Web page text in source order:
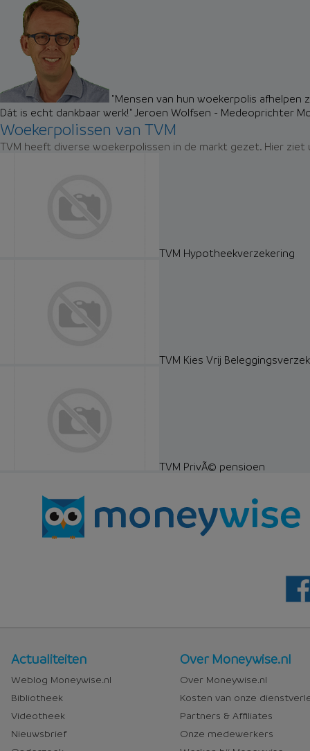
"Mensen van hun woekerpolis
Dát is echt dankbaar werk!"Jeroen Wolfsen - Medeoprichter
Woekerpolissen van TVM
TVM heeft diverse woekerpolissen in de markt gezet. Hier
TVM Hypotheekverzekering
TVM Kies Vrij
TVM PrivÃ© pensioen
Nieuws
en
media
Actualiteiten
Weblog Moneywise.nl
Bibliotheek
Videotheek
Nieuwsbrief
Over
Moneywise
Over Moneywise.nl
Over Moneywise.nl
Kosten van onze
Partners & Affiliates
Onze medewerkers